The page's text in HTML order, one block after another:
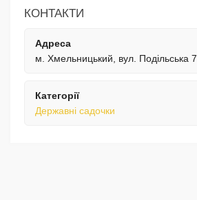
КОНТАКТИ
Адреса
м. Хмельницький, вул. Подільська 7
Категорії
Державні садочки